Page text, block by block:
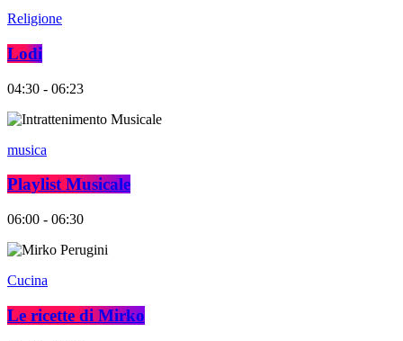
Religione
Lodi
04:30 - 06:23
musica
Playlist Musicale
06:00 - 06:30
Cucina
Le ricette di Mirko